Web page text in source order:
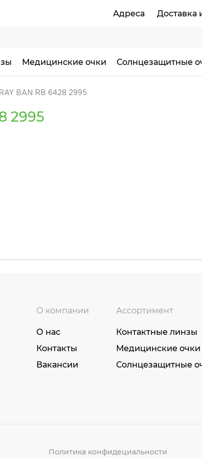
Адреса Доставка
Медицинские очки Солнцезащитные
BAN RB 6428 2995
2995
О компании
О нас
Контакты
Вакансии
Ассортимент
Контактные линзы
Медицинские очки
Солнцезащитные
Политика конфидециальности